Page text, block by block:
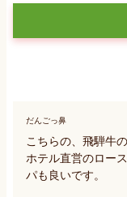
だんごっ鼻
こちらの、飛騨牛
ホテル直営のロー
パも良いです。